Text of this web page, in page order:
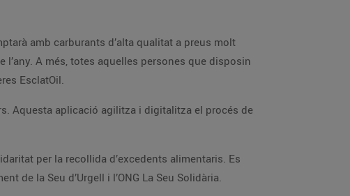
amb carburants d’alta qualitat a preus molt
A més, totes aquelles persones que disposin
EsclatOil.
Aquesta aplicació agilitza i digitalitza el procés de
per la recollida d’excedents alimentaris. Es
de la Seu d’Urgell i l’ONG La Seu Solidària.